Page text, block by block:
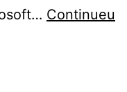
Continueu